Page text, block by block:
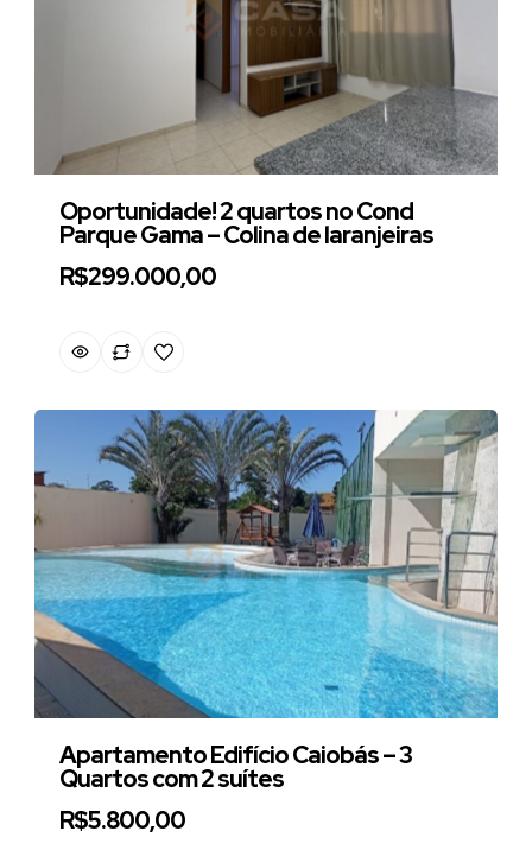
Oportunidade! 2 quartos no Cond
Parque Gama – Colina de laranjeiras
R$299.000,00
Apartamento Edifício Caiobás – 3
Quartos com 2 suítes
R$5.800,00